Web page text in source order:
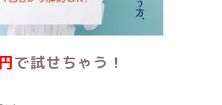
で試せちゃう！